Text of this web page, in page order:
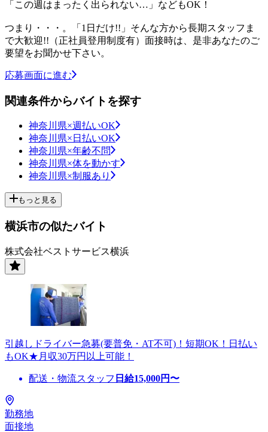
「この週はまったく出られない…」などもOK！
つまり・・・。「1日だけ!!」そんな方から長期スタッフま
で大歓迎!!（正社員登用制度有）面接時は、是非あなたのご
要望をお聞かせ下さい。
応募画面に進む
関連条件からバイトを探す
神奈川県×週払いOK
神奈川県×日払いOK
神奈川県×年齢不問
神奈川県×体を動かす
神奈川県×制服あり
もっと見る
横浜市の似たバイト
株式会社ベストサービス横浜
引越しドライバー急募(要普免・AT不可)！短期OK！日払い
もOK★月収30万円以上可能！
配送・物流スタッフ 日給15,000円〜
勤務地
面接地